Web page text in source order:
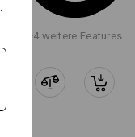
Logoservice
+4 weitere Features